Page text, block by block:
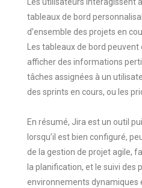
Les utilisateurs interagissent
tableaux de bord
d’ensemble des projets en
Les tableaux de bord
afficher des informations
tâches assignées à un
des sprints en cours, ou les
En résumé, Jira est un outil
lorsqu’il est bien configuré,
de la gestion de projet agile,
la planification, et le suivi des
environnements dynamiques